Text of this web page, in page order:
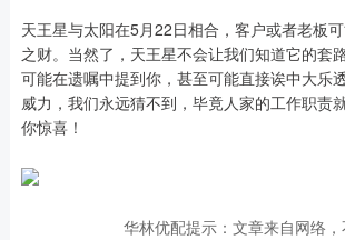
天王星与太阳在5月22日相合，客户或者老板
之财。当然了，天王星不会让我们知道它的套
可能在遗嘱中提到你，甚至可能直接诶中大乐
威力，我们永远猜不到，毕竟人家的工作职责
你惊喜！
华林优配提示：文章来自网络，